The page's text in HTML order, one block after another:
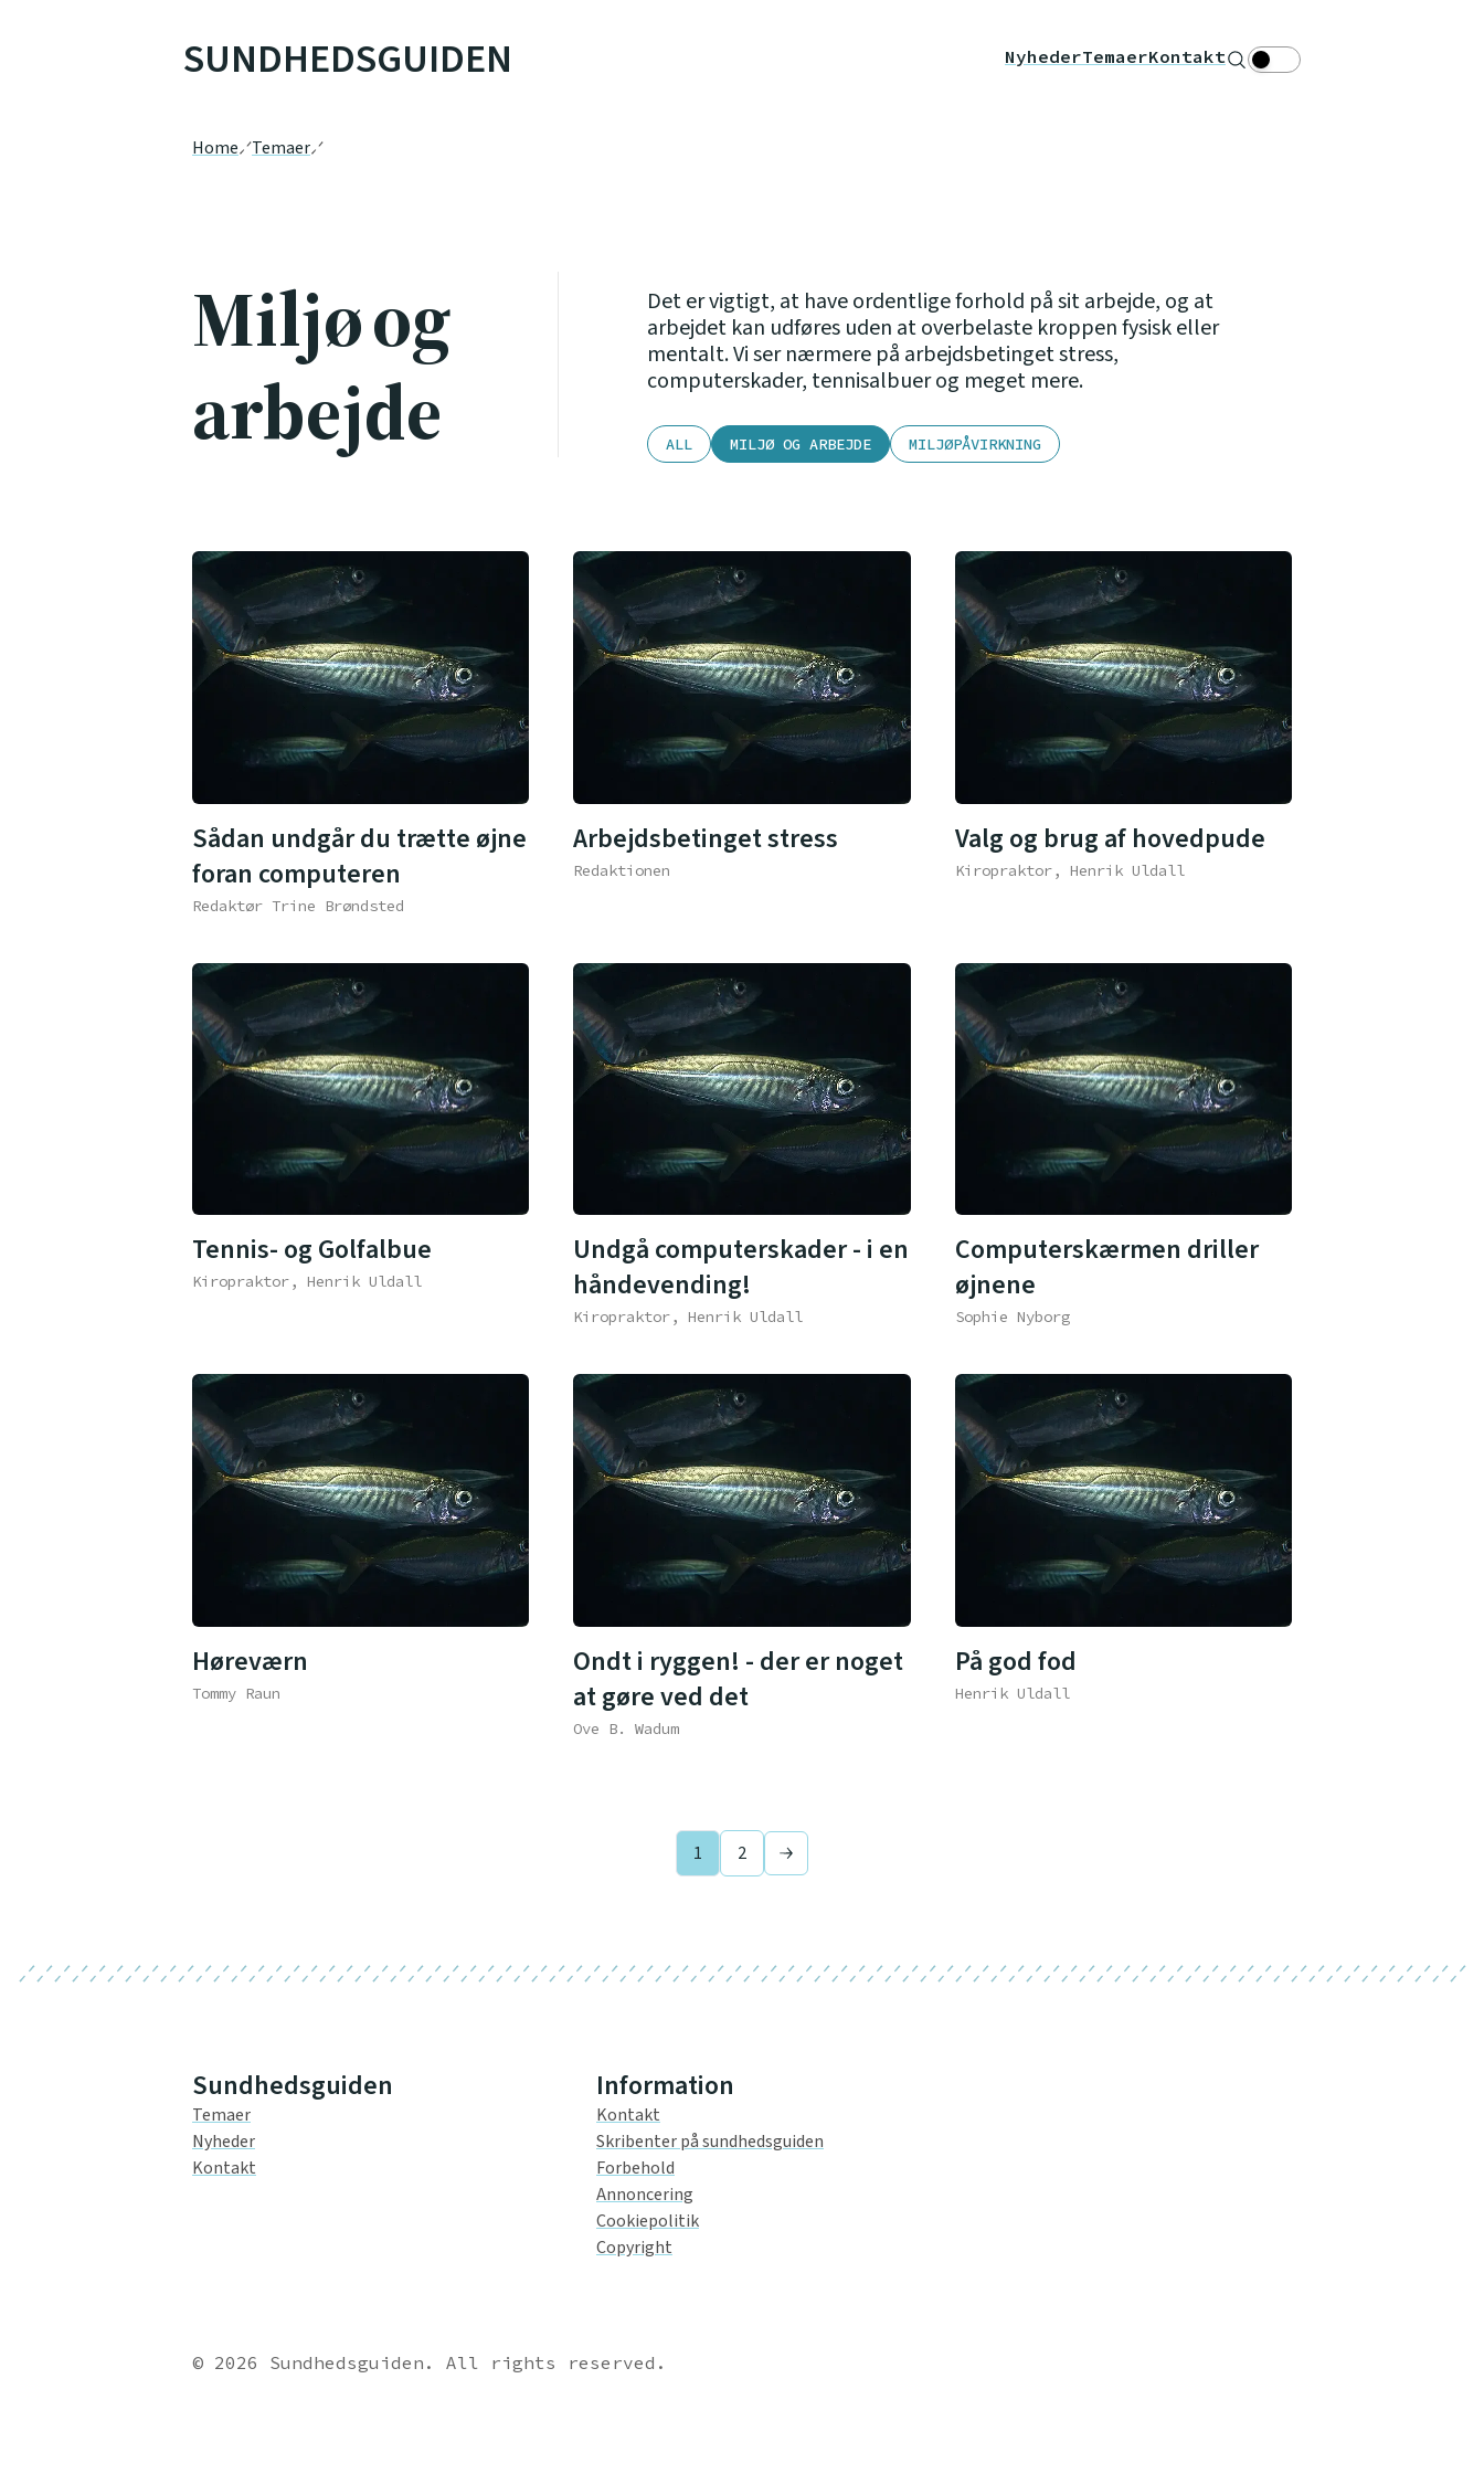
SUNDHEDSGUIDEN NyhederTemaerKontakt Søg Theme toggle
Home Temaer
Miljø og
arbejde
Det er vigtigt, at have ordentlige forhold på sit arbejde, og at
arbejdet kan udføres uden at overbelaste kroppen fysisk eller
mentalt. Vi ser nærmere på arbejdsbetinget stress,
computerskader, tennisalbuer og meget mere.
ALL MILJØ OG ARBEJDE MILJØPÅVIRKNING
Sådan undgår du trætte øjne
foran computeren
Redaktør Trine Brøndsted
Arbejdsbetinget stress
Redaktionen
Valg og brug af hovedpude
Kiropraktor, Henrik Uldall
Tennis- og Golfalbue
Kiropraktor, Henrik Uldall
Undgå computerskader - i en
håndevending!
Kiropraktor, Henrik Uldall
Computerskærmen driller
øjnene
Sophie Nyborg
Høreværn
Tommy Raun
Ondt i ryggen! - der er noget
at gøre ved det
Ove B. Wadum
På god fod
Henrik Uldall
1 2 Next page
Sundhedsguiden
Temaer
Nyheder
Kontakt
Information
Kontakt
Skribenter på sundhedsguiden
Forbehold
Annoncering
Cookiepolitik
Copyright
© 2026 Sundhedsguiden. All rights reserved.